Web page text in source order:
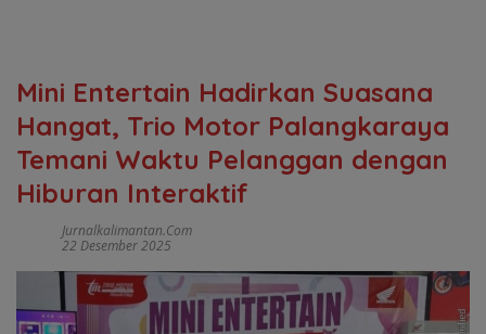
Mini Entertain Hadirkan Suasana
Hangat, Trio Motor Palangkaraya
Temani Waktu Pelanggan dengan
Hiburan Interaktif
Jurnalkalimantan.com
22 Desember 2025